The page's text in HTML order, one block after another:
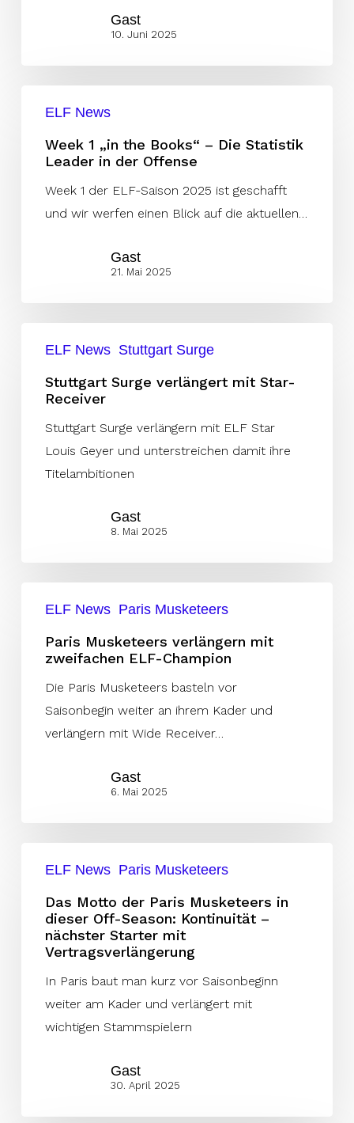
Gast
10. Juni 2025
Books“
Offense
ELF News
Week 1 „in the Books“ – Die Statistik
Leader in der Offense
Week 1 der ELF-Saison 2025 ist geschafft
und wir werfen einen Blick auf die aktuellen…
Gast
21. Mai 2025
Surge
verlängert
Star-
Receiver
ELF News Stuttgart Surge
Stuttgart Surge verlängert mit Star-
Receiver
Stuttgart Surge verlängern mit ELF Star
Louis Geyer und unterstreichen damit ihre
Titelambitionen
Gast
8. Mai 2025
Musketeers
verlängern
zweifachen
ELF-
Champion
ELF News Paris Musketeers
Paris Musketeers verlängern mit
zweifachen ELF-Champion
Die Paris Musketeers basteln vor
Saisonbegin weiter an ihrem Kader und
verlängern mit Wide Receiver…
Gast
6. Mai 2025
Motto
Paris
Musketeers
ELF News Paris Musketeers
Das Motto der Paris Musketeers in
dieser Off-Season: Kontinuität –
nächster Starter mit
Vertragsverlängerung
In Paris baut man kurz vor Saisonbeginn
weiter am Kader und verlängert mit
wichtigen Stammspielern
Gast
30. April 2025